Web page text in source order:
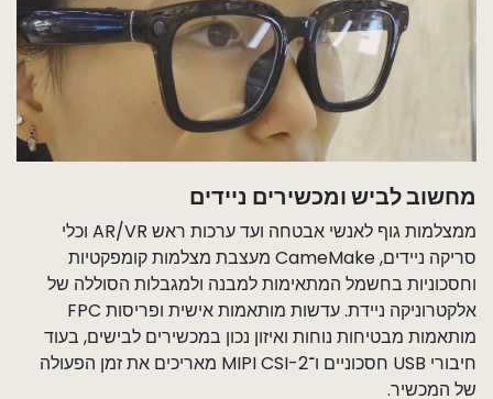
מחשוב לביש ומכשירים ניידים
ממצלמות גוף לאנשי אבטחה ועד ערכות ראש AR/VR וכלי
סריקה ניידים, CameMake מעצבת מצלמות קומפקטיות
וחסכוניות בחשמל המתאימות למבנה ולמגבלות הסוללה של
אלקטרוניקה ניידת. עדשות מותאמות אישית ופריסות FPC
מותאמות מבטיחות נוחות ואיזון נכון במכשירים לבישים, בעוד
חיבורי USB חסכוניים ו־MIPI CSI-2 מאריכים את זמן הפעולה
של המכשיר.